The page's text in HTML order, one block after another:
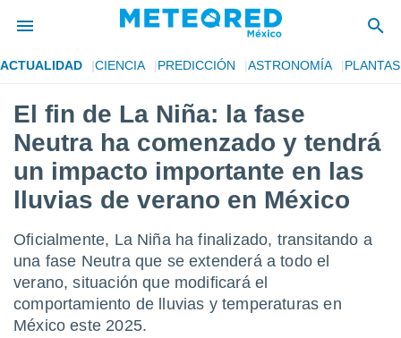
de
ha sido
para
la
que se
a este
las
y
forma
ACTUALIDAD CIENCIA PREDICCIÓN ASTRONOMÍA PLANTAS
El fin de La Niña: la fase
Neutra ha comenzado y tendrá
un impacto importante en las
lluvias de verano en México
Oficialmente, La Niña ha finalizado, transitando a
una fase Neutra que se extenderá a todo el
verano, situación que modificará el
comportamiento de lluvias y temperaturas en
México este 2025.